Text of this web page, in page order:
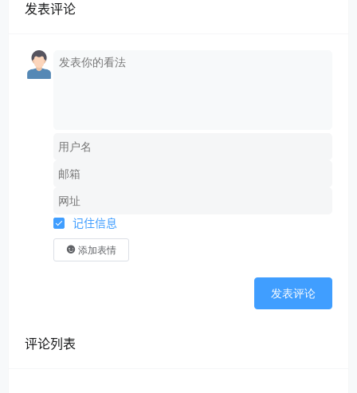
发表评论
记住信息
添加表情
发表评论
评论列表